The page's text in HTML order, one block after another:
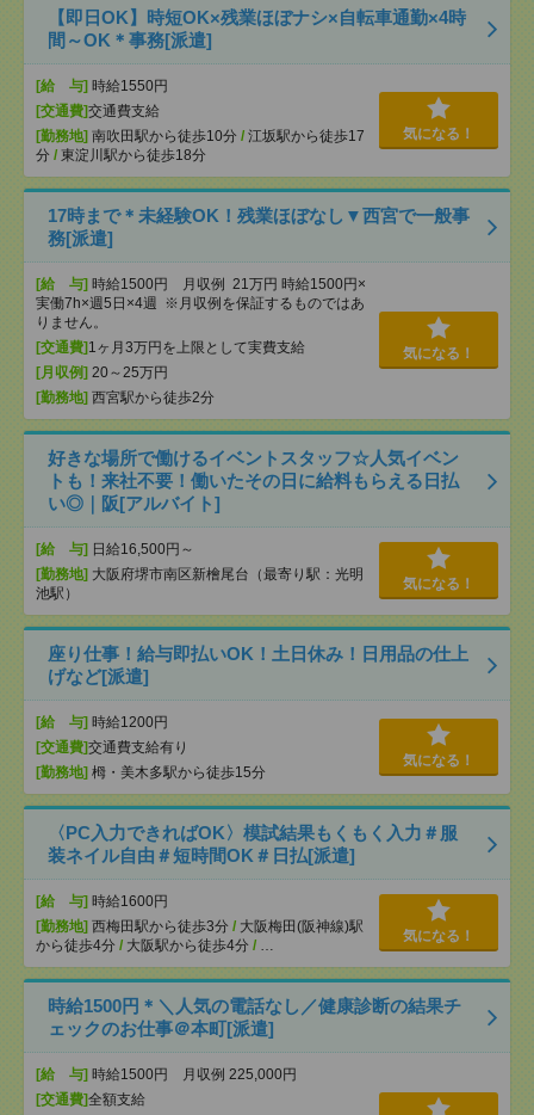
【即日OK】時短OK×残業ほぼナシ×自転車通勤×4時
間～OK＊事務[派遣]
[給 与] 時給1550円
[交通費]交通費支給
[勤務地] 南吹田駅から徒歩10分 / 江坂駅から徒歩17
分 / 東淀川駅から徒歩18分
気になる！
17時まで＊未経験OK！残業ほぼなし▼西宮で一般事
務[派遣]
[給 与] 時給1500円 月収例 21万円 時給1500円×
実働7h×週5日×4週 ※月収例を保証するものではあ
りません。
[交通費] 1ヶ月3万円を上限として実費支給
[月収例] 20～25万円
[勤務地] 西宮駅から徒歩2分
気になる！
好きな場所で働けるイベントスタッフ☆人気イベン
トも！来社不要！働いたその日に給料もらえる日払
い◎｜阪[アルバイト]
[給 与] 日給16,500円～
[勤務地] 大阪府堺市南区新檜尾台（最寄り駅：光明
池駅）
気になる！
座り仕事！給与即払いOK！土日休み！日用品の仕上
げなど[派遣]
[給 与] 時給1200円
[交通費]交通費支給有り
[勤務地] 栂・美木多駅から徒歩15分
気になる！
〈PC入力できればOK〉模試結果もくもく入力＃服
装ネイル自由＃短時間OK＃日払[派遣]
[給 与] 時給1600円
[勤務地] 西梅田駅から徒歩3分 / 大阪梅田(阪神線)駅
から徒歩4分 / 大阪駅から徒歩4分 / …
気になる！
時給1500円＊＼人気の電話なし／健康診断の結果チ
ェックのお仕事＠本町[派遣]
[給 与] 時給1500円 月収例 225,000円
[交通費]全額支給